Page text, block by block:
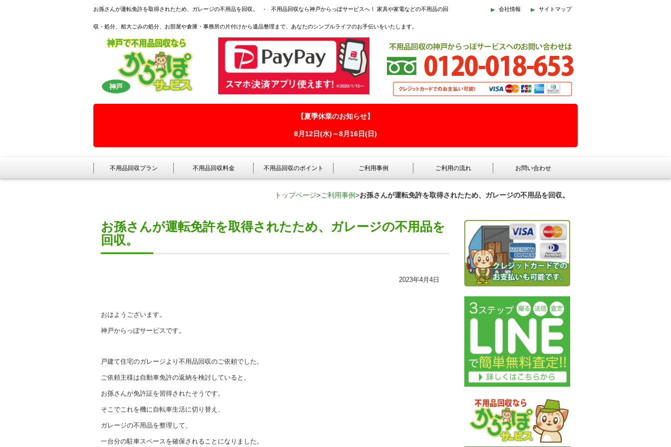
お孫さんが運転免許を取得されたため、ガレージの不用品を回収。 - 不用品回収なら神戸からっぽサービスへ！ 家具や家電などの不用品の回
収・処分、粗大ごみの処分、お部屋や倉庫・事務所の片付けから遺品整理まで、あなたのシンプルライフのお手伝いをいたします。
会社情報 サイトマップ
【夏季休業のお知らせ】
8月12日(水)～8月16日(日)
不用品回収プラン 不用品回収料金 不用品回収のポイント ご利用事例 ご利用の流れ お問い合わせ
トップページ>ご利用事例>お孫さんが運転免許を取得されたため、ガレージの不用品を回収。
お孫さんが運転免許を取得されたため、ガレージの不用品を
回収。
2023年4月4日
おはようございます。
神戸からっぽサービスです。
戸建て住宅のガレージより不用品回収のご依頼でした。
ご依頼主様は自動車免許の返納を検討していると、
お孫さんが免許証を習得されたそうです。
そこでこれを機に自転車生活に切り替え、
ガレージの不用品を整理して、
一台分の駐車スペースを確保されることになりました。